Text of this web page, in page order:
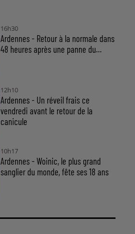
16h30
Ardennes - Retour à la normale dans
48 heures après une panne du...
12h10
Ardennes - Un réveil frais ce
vendredi avant le retour de la
canicule
10h17
Ardennes - Woinic, le plus grand
sanglier du monde, fête ses 18 ans